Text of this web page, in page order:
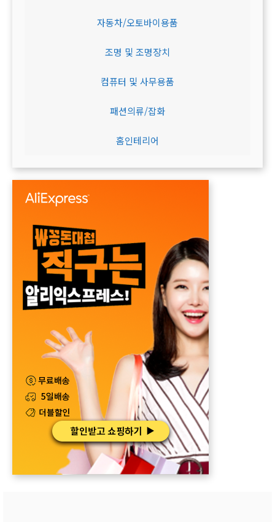
자동차/오토바이용품
조명 및 조명장치
컴퓨터 및 사무용품
패션의류/잡화
홈인테리어